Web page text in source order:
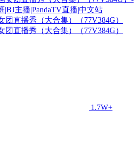
团直播秀（大合集）（77V384G）
团直播秀（大合集）（77V384G）
1.7W+